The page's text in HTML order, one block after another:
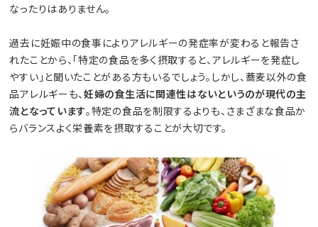
なったりはありません。
過去に妊娠中の食事によりアレルギーの発症率が変わると報告さ
れたことから、「特定の食品を多く摂取すると、アレルギーを発症し
やすい」と聞いたことがある方もいるでしょう。しかし、蕎麦以外の食
品アレルギーも、妊婦の食生活に関連性はないというのが現代の主
流となっています。特定の食品を制限するよりも、さまざまな食品か
らバランスよく栄養素を摂取することが大切です。